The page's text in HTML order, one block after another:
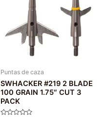
Puntas de caza
SWHACKER #219 2 BLADE
100 GRAIN 1.75″ CUT 3
PACK